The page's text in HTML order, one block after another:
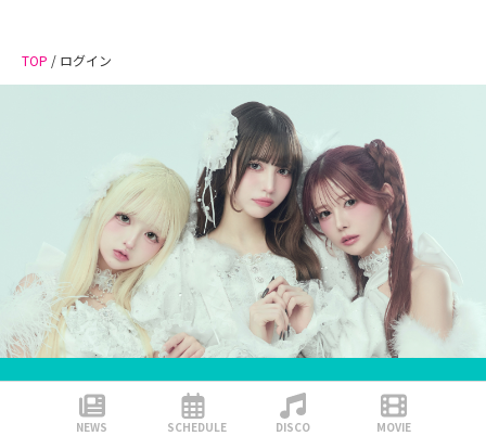
TOP / ログイン
NEWS SCHEDULE DISCO MOVIE